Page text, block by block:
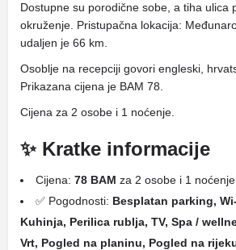
Dostupne su porodične sobe, a tiha ulica
okruženje. Pristupačna lokacija:
udaljen je 66 km.
Osoblje na recepciji govori engleski,
Prikazana cijena je BAM 78.
Cijena za 2 osobe i 1 noćenje.
✨ Kratke informacije
Cijena: 78 BAM za 2 osobe i 1 noćenje
✅ Pogodnosti: Besplatan parking,
Kuhinja, Perilica rublja, TV, Spa /
Vrt, Pogled na planinu, Pogled na